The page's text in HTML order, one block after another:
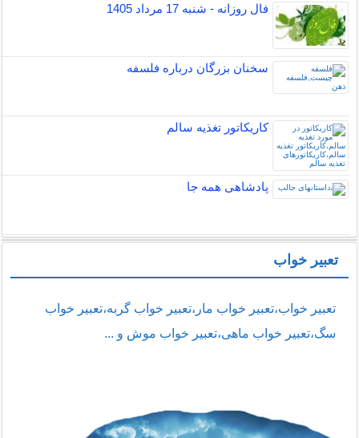
فال روزانه - شنبه 17 مرداد 1405
سخنان بزرگان درباره فلسفه
کاریکاتور تغذیه سالم
پادشاهی همه جا
تعبیر خواب
تعبیر خواب،تعبیر خواب مار،تعبیر خواب گربه،تعبیر خواب
سگ،تعبیر خواب ماهی،تعبیر خواب موش و ...